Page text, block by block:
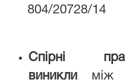
804/20728/14
Спірні
виникли між